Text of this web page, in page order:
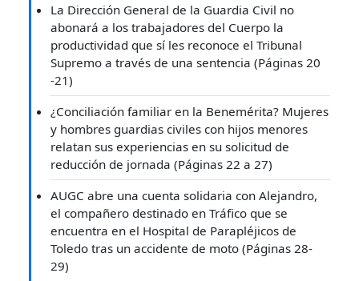
La Dirección General de la Guardia Civil no
abonará a los trabajadores del Cuerpo la
productividad que sí les reconoce el Tribunal
Supremo a través de una sentencia (Páginas 20
-21)
¿Conciliación familiar en la Benemérita? Mujeres
y hombres guardias civiles con hijos menores
relatan sus experiencias en su solicitud de
reducción de jornada (Páginas 22 a 27)
AUGC abre una cuenta solidaria con Alejandro,
el compañero destinado en Tráfico que se
encuentra en el Hospital de Parapléjicos de
Toledo tras un accidente de moto (Páginas 28-
29)